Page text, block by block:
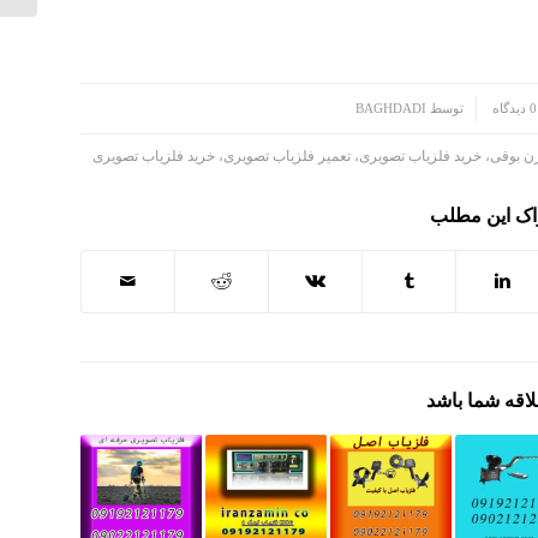
0 دیدگاه توسط BAGHDADI
بوقی، خرید فلزیاب تصویری، تعمیر فلزیاب تصویری، خرید فلزیاب تصویری
این مطلب
شما باشد